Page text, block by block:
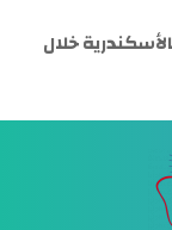
خلال